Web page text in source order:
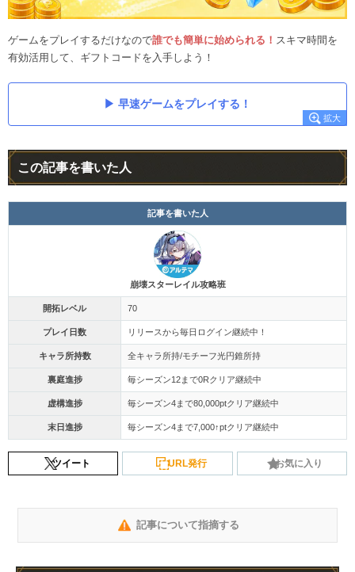
ゲームをプレイするだけなので誰でも簡単に始められる！ スキマ時間を
有効活用して、ギフトコードを入手しよう！
早速ゲームをプレイする！
この記事を書いた人
記事を書いた人
崩壊スターレイル攻略班
開拓レベル 70
プレイ日数 リリースから毎日ログイン継続中！
キャラ所持数 全キャラ所持/モチーフ光円錐所持
裏庭進捗 毎シーズン12まで0Rクリア継続中
虚構進捗 毎シーズン4まで80,000ptクリア継続中
末日進捗 毎シーズン4まで7,000↑ptクリア継続中
ツイート URL発行 お気に入り
記事について指摘する